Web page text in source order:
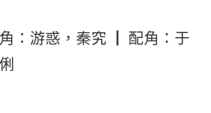
游惑，秦究 ┃ 配角：于